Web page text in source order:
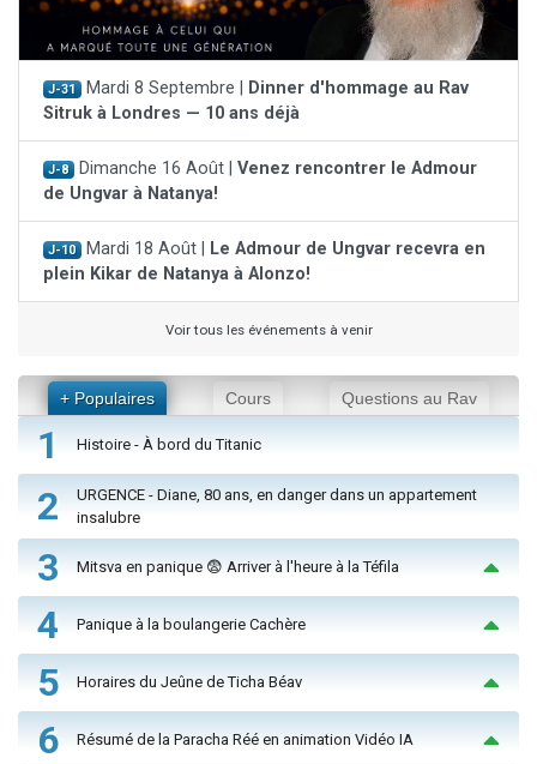
J-31 Mardi 8 Septembre |
Dinner d'hommage au Rav
Sitruk à Londres — 10 ans déjà
J-8 Dimanche 16 Août | Venez rencontrer le Admour
de Ungvar à Natanya!
J-10 Mardi 18 Août |
Le Admour de Ungvar recevra en
plein Kikar de Natanya à Alonzo!
Voir tous les événements à venir
+ Populaires Cours Questions au Rav
1 Histoire - À bord du Titanic
2
URGENCE - Diane, 80 ans, en danger dans un appartement
insalubre
3 Mitsva en panique 😨 Arriver à l'heure à la Téfila
4 Panique à la boulangerie Cachère
5 Horaires du Jeûne de Ticha Béav
6 Résumé de la Paracha Réé en animation Vidéo IA